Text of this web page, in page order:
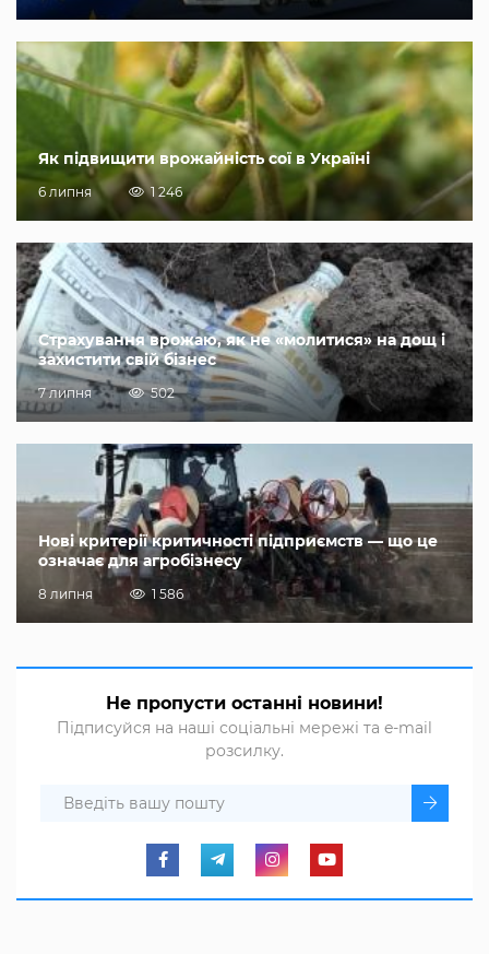
Як підвищити врожайність сої в Україні
6 липня 1 246
Страхування врожаю, як не «молитися» на дощ і
захистити свій бізнес
7 липня 502
Нові критерії критичності підприємств — що це
означає для агробізнесу
8 липня 1 586
Не пропусти останні новини!
Підписуйся на наші соціальні мережі та e-mail
розсилку.